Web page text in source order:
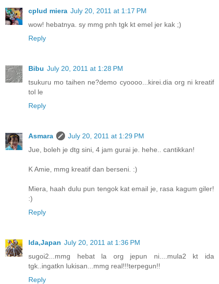
cplud miera July 20, 2011 at 1:17 PM
wow! hebatnya. sy mmg pnh tgk kt emel jer kak ;)
Reply
Bibu July 20, 2011 at 1:28 PM
tsukuru mo taihen ne?demo cyoooo...kirei.dia org ni kreatif
tol le
Reply
Asmara
July 20, 2011 at 1:29 PM
Jue, boleh je dtg sini, 4 jam gurai je. hehe.. cantikkan!
K Amie, mmg kreatif dan berseni. :)
Miera, haah dulu pun tengok kat email je, rasa kagum giler!
:)
Reply
Ida,Japan July 20, 2011 at 1:36 PM
sugoi2...mmg hebat la org jepun ni....mula2 kt ida
tgk..ingatkn lukisan...mmg real!!!terpegun!!
Reply